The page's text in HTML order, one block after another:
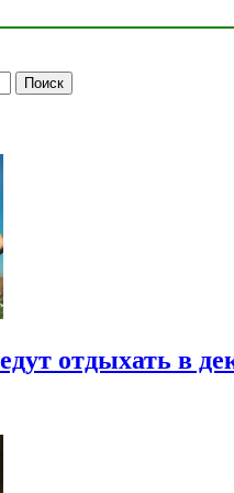
отдыхать в